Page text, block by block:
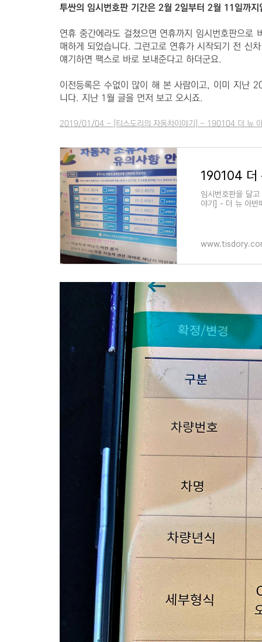
투싼의 임시번호판 기간은 2월 2일부터 2월 11일까지
연휴 중간에라도 걸쳤으면 연휴까지 임시번호판으
매하게 되었습니다. 그런고로 연휴가 시작되기 전 신
얘기하면 팩스로 바로 보내준다고 하더군요.
이전등록은 수없이 많이 해 본 사람이고, 이미 지난
니다. 지난 1월 글을 먼저 보고 오시죠.
2019/01/04 - [티스도리의 자동차이야기] - 190104 더 뉴 아
임시번호판을 달
야기] - 더 뉴 아반